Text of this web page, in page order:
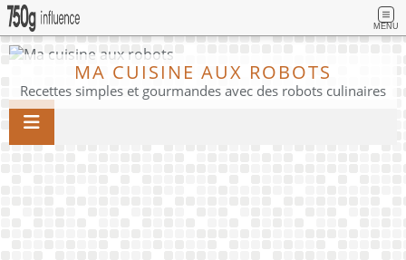
MENU
MA CUISINE AUX ROBOTS
Recettes simples et gourmandes avec des robots culinaires